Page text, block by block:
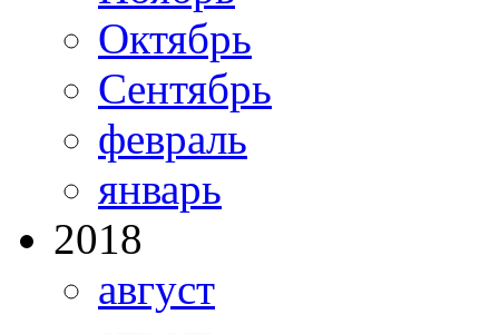
Октябрь
Сентябрь
февраль
январь
2018
август